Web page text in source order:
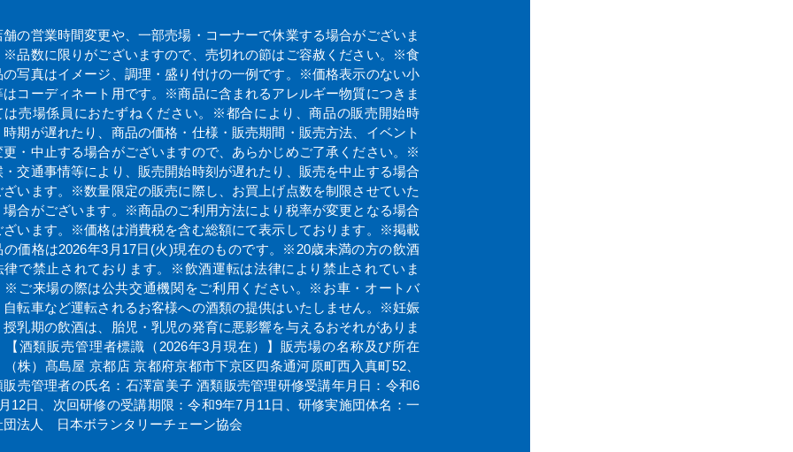
の営業時間変更や、一部売場・コーナーで休業する場合がございま
※品数に限りがございますので、売切れの節はご容赦ください。※食
の写真はイメージ、調理・盛り付けの一例です。※価格表示のない小
はコーディネート用です。※商品に含まれるアレルギー物質につきま
は売場係員におたずねください。※都合により、商品の販売開始時
時期が遅れたり、商品の価格・仕様・販売期間・販売方法、イベント
更・中止する場合がございますので、あらかじめご了承ください。※
・交通事情等により、販売開始時刻が遅れたり、販売を中止する場合
ざいます。※数量限定の販売に際し、お買上げ点数を制限させていた
場合がございます。※商品のご利用方法により税率が変更となる場合
ざいます。※価格は消費税を含む総額にて表示しております。※掲載
の価格は2026年3月17日(火)現在のものです。※20歳未満の方の飲酒
律で禁止されております。※飲酒運転は法律により禁止されていま
※ご来場の際は公共交通機関をご利用ください。※お車・オートバ
自転車など運転されるお客様への酒類の提供はいたしません。※妊娠
授乳期の飲酒は、胎児・乳児の発育に悪影響を与えるおそれがありま
【酒類販売管理者標識（2026年3月現在）】販売場の名称及び所在
（株）髙島屋 京都店 京都府京都市下京区四条通河原町西入真町52、
販売管理者の氏名：石澤富美子 酒類販売管理研修受講年月日：令和6
12日、次回研修の受講期限：令和9年7月11日、研修実施団体名：一
団法人 日本ボランタリーチェーン協会